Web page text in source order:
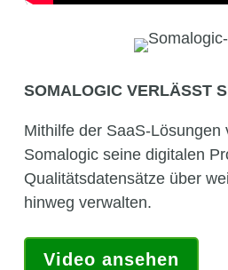
SOMALOGIC VERLÄSST
Mithilfe der SaaS-Lösungen
Somalogic seine digitalen
Qualitätsdatensätze über
hinweg verwalten.
Video ansehen